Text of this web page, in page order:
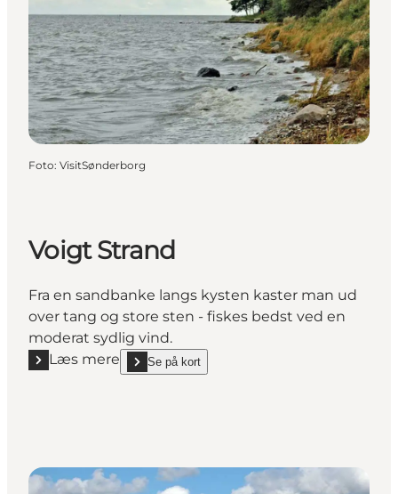
Foto: VisitSønderborg
Voigt Strand
Fra en sandbanke langs kysten kaster man ud
over tang og store sten - fiskes bedst ved en
moderat sydlig vind.
Læs mere
Læs mere "Voigt Strand"
Se på kort
show Voigt Strand on_map